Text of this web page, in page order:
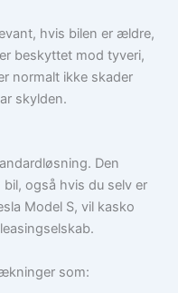
hvis bilen er ældre,
beskyttet mod tyveri,
normalt ikke skader
skylden.
Den
også hvis du selv er
Model S, vil kasko
som: